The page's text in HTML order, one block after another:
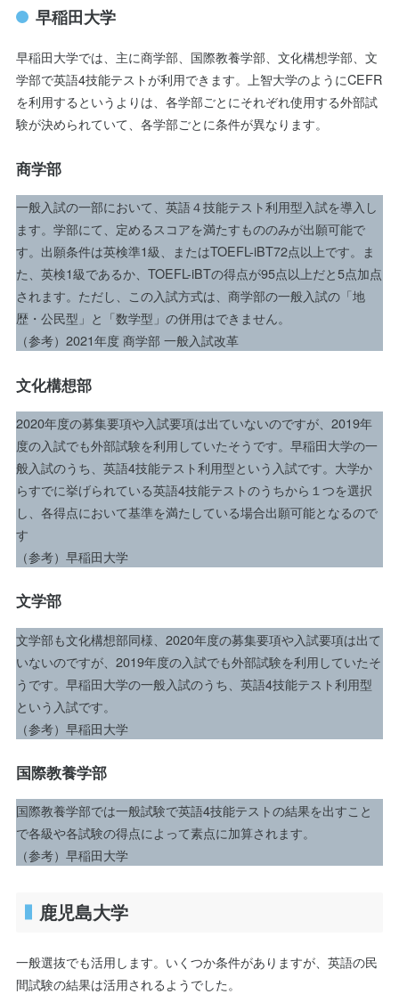
早稲田大学
早稲田大学では、主に商学部、国際教養学部、文化構想学部、文
学部で英語4技能テストが利用できます。上智大学のようにCEFR
を利用するというよりは、各学部ごとにそれぞれ使用する外部試
験が決められていて、各学部ごとに条件が異なります。
商学部
一般入試の一部において、英語４技能テスト利用型入試を導入し
ます。学部にて、定めるスコアを満たすもののみが出願可能で
す。出願条件は英検準1級、またはTOEFL-iBT72点以上です。ま
た、英検1級であるか、TOEFL-iBTの得点が95点以上だと5点加点
されます。ただし、この入試方式は、商学部の一般入試の「地
歴・公民型」と「数学型」の併用はできません。
（参考）2021年度 商学部 一般入試改革
文化構想部
2020年度の募集要項や入試要項は出ていないのですが、2019年
度の入試でも外部試験を利用していたそうです。早稲田大学の一
般入試のうち、英語4技能テスト利用型という入試です。大学か
らすでに挙げられている英語4技能テストのうちから１つを選択
し、各得点において基準を満たしている場合出願可能となるので
す
（参考）早稲田大学
文学部
文学部も文化構想部同様、2020年度の募集要項や入試要項は出て
いないのですが、2019年度の入試でも外部試験を利用していたそ
うです。早稲田大学の一般入試のうち、英語4技能テスト利用型
という入試です。
（参考）早稲田大学
国際教養学部
国際教養学部では一般試験で英語4技能テストの結果を出すこと
で各級や各試験の得点によって素点に加算されます。
（参考）早稲田大学
鹿児島大学
一般選抜でも活用します。いくつか条件がありますが、英語の民
間試験の結果は活用されるようでした。